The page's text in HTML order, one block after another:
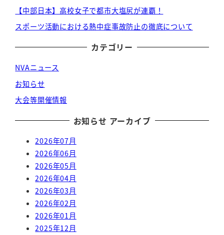
【中部日本】高校女子で都市大塩尻が連覇！
スポーツ活動における熱中症事故防止の徹底について
カテゴリー
NVAニュース
お知らせ
大会等開催情報
お知らせ アーカイブ
2026年07月
2026年06月
2026年05月
2026年04月
2026年03月
2026年02月
2026年01月
2025年12月